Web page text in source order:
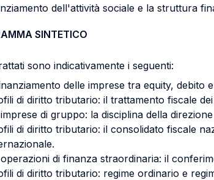
dell'attività sociale e la struttura
SINTETICO
sono indicativamente i seguenti:
delle imprese tra equity, debito
di diritto tributario: il trattamento fiscale
di gruppo: la disciplina della
di diritto tributario: il consolidato fiscale
di finanza straordinaria: il
di diritto tributario: regime ordinario e